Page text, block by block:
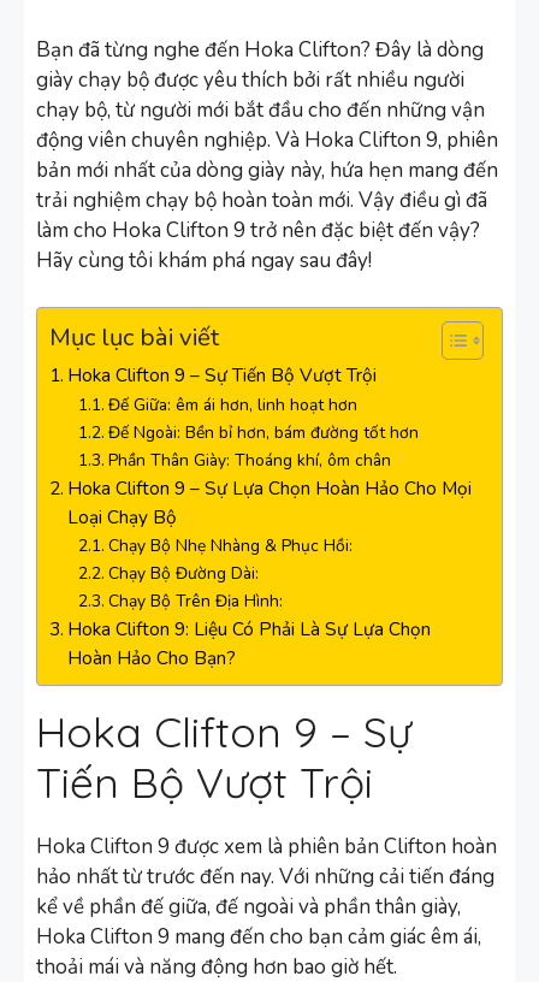
Bạn đã từng nghe đến Hoka Clifton? Đây là dòng
giày chạy bộ được yêu thích bởi rất nhiều người
chạy bộ, từ người mới bắt đầu cho đến những vận
động viên chuyên nghiệp. Và Hoka Clifton 9, phiên
bản mới nhất của dòng giày này, hứa hẹn mang đến
trải nghiệm chạy bộ hoàn toàn mới. Vậy điều gì đã
làm cho Hoka Clifton 9 trở nên đặc biệt đến vậy?
Hãy cùng tôi khám phá ngay sau đây!
Mục lục bài viết
Hoka Clifton 9 – Sự Tiến Bộ Vượt Trội
Đế Giữa: êm ái hơn, linh hoạt hơn
Đế Ngoài: Bền bỉ hơn, bám đường tốt hơn
Phần Thân Giày: Thoáng khí, ôm chân
Hoka Clifton 9 – Sự Lựa Chọn Hoàn Hảo Cho Mọi
Loại Chạy Bộ
Chạy Bộ Nhẹ Nhàng & Phục Hồi:
Chạy Bộ Đường Dài:
Chạy Bộ Trên Địa Hình:
Hoka Clifton 9: Liệu Có Phải Là Sự Lựa Chọn
Hoàn Hảo Cho Bạn?
Hoka Clifton 9 – Sự
Tiến Bộ Vượt Trội
Hoka Clifton 9 được xem là phiên bản Clifton hoàn
hảo nhất từ trước đến nay. Với những cải tiến đáng
kể về phần đế giữa, đế ngoài và phần thân giày,
Hoka Clifton 9 mang đến cho bạn cảm giác êm ái,
thoải mái và năng động hơn bao giờ hết.